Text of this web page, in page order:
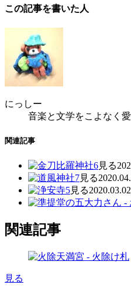
この記事を書いた人
にっしー
音楽と文学をこよなく
関連記事
見る
見る
見る2020.03.02
関連記事
見る